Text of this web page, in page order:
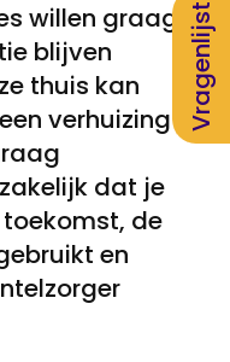
willen graag
blijven
thuis kan
verhuizing
dat je
de
en
Vragenlijst